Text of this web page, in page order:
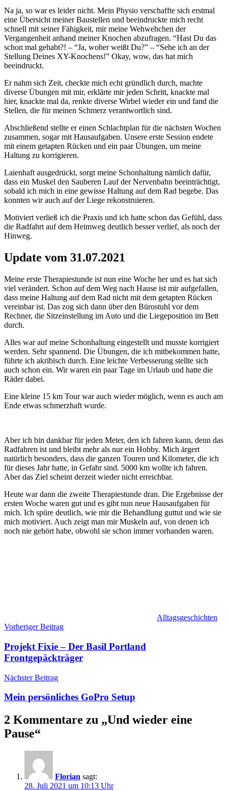
Na ja, so war es leider nicht. Mein Physio verschaffte sich erstmal
eine Übersicht meiner Baustellen und beeindruckte mich recht
schnell mit seiner Fähigkeit, mir meine Wehwehchen der
Vergangenheit anhand meiner Knochen abzufragen. “Hast Du das
schon mal gehabt?! – “Ja, woher weißt Du?” – “Sehe ich an der
Stellung Deines XY-Knochens!” Okay, wow, das hat mich
beeindruckt.
Er nahm sich Zeit, checkte mich echt gründlich durch, machte
diverse Übungen mit mir, erklärte mir jeden Schritt, knackte mal
hier, knackte mal da, renkte diverse Wirbel wieder ein und fand die
Stellen, die für meinen Schmerz verantwortlich sind.
Abschließend stellte er einen Schlachtplan für die nächsten Wochen
zusammen, sogar mit Hausaufgaben. Unsere erste Session endete
mit einem getapten Rücken und ein paar Übungen, um meine
Haltung zu korrigieren.
Laienhaft ausgedrückt, sorgt meine Schonhaltung nämlich dafür,
dass ein Muskel den Sauberen Lauf der Nervenbahn beeinträchtigt,
sobald ich mich in eine gewisse Haltung auf dem Rad begebe. Das
konnten wir auch auf der Liege rekonstruieren.
Motiviert verließ ich die Praxis und ich hatte schon das Gefühl, dass
die Radfahrt auf dem Heimweg deutlich besser verlief, als noch der
Hinweg.
Update vom 31.07.2021
Meine erste Therapiestunde ist nun eine Woche her und es hat sich
viel verändert. Schon auf dem Weg nach Hause ist mir aufgefallen,
dass meine Haltung auf dem Rad nicht mit dem getapten Rücken
vereinbar ist. Das zog sich dann über den Bürostuhl vor dem
Rechner, die Sitzeinstellung im Auto und die Liegeposition im Bett
durch.
Alles war auf meine Schonhaltung eingestellt und musste korrigiert
werden. Sehr spannend. Die Übungen, die ich mitbekommen hatte,
führte ich akribisch durch. Eine leichte Verbesserung stellte sich
auch schon ein. Wir waren ein paar Tage im Urlaub und hatte die
Räder dabei.
Eine kleine 15 km Tour war auch wieder möglich, wenn es auch am
Ende etwas schmerzhaft wurde.
Aber ich bin dankbar für jeden Meter, den ich fahren kann, denn das
Radfahren ist und bleibt mehr als nur ein Hobby. Mich ärgert
natürlich besonders, dass die ganzen Touren und Kilometer, die ich
für dieses Jahr hatte, in Gefahr sind. 5000 km wollte ich fahren.
Aber das Ziel scheint derzeit wieder nicht erreichbar.
Heute war dann die zweite Therapiestunde dran. Die Ergebnisse der
ersten Woche waren gut und es gibt nun neue Hausaufgaben für
mich. Ich spüre deutlich, wie mir die Behandlung guttut und wie sie
mich motiviert. Auch zeigt man mir Muskeln auf, von denen ich
noch nie gehört habe, obwohl sie schon immer vorhanden waren.
Alltagsgeschichten
Beitragsnavigation
Vorheriger Beitrag
Projekt Fixie – Der Basil Portland
Frontgepäckträger
Nächster Beitrag
Mein persönliches GoPro Setup
2 Kommentare zu „Und wieder eine
Pause“
Florian sagt:
28. Juli 2021 um 10:13 Uhr